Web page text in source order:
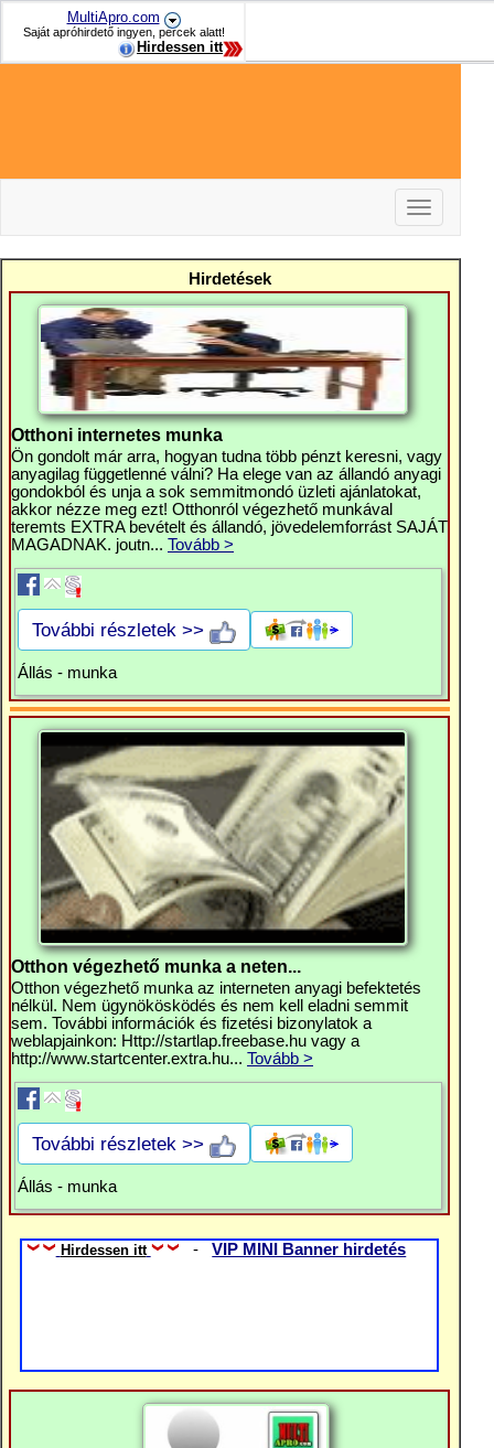
MultiApro.com
Saját apróhirdető ingyen, percek alatt!
Hirdessen itt
Toggle
navigation
-
-
Hirdetések
Otthoni internetes munka
Ön gondolt már arra, hogyan tudna több pénzt keresni, vagy
anyagilag függetlenné válni? Ha elege van az állandó anyagi
gondokból és unja a sok semmitmondó üzleti ajánlatokat,
akkor nézze meg ezt! Otthonról végezhető munkával
teremts EXTRA bevételt és állandó, jövedelemforrást SAJÁT
MAGADNAK. joutn... Tovább >
További részletek >>
Állás - munka
Otthon végezhető munka a neten...
Otthon végezhető munka az interneten anyagi befektetés
nélkül. Nem ügynökösködés és nem kell eladni semmit
sem. További információk és fizetési bizonylatok a
weblapjainkon: Http://startlap.freebase.hu vagy a
http://www.startcenter.extra.hu... Tovább >
További részletek >>
Állás - munka
Hirdessen itt -VIP MINI Banner hirdetés